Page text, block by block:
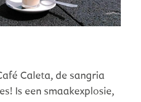
Caleta, de sangria
Is een smaakexplosie,